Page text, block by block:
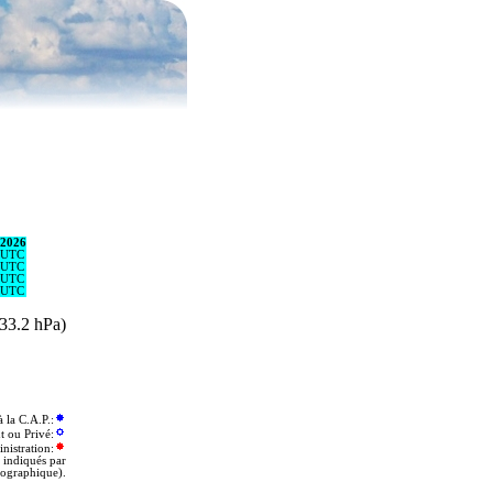
hPa)
C.A.P.:
ou Privé:
indiqués par